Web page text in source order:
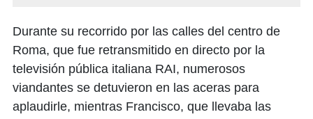
Durante su recorrido por las calles del centro de
Roma, que fue retransmitido en directo por la
televisión pública italiana RAI, numerosos
viandantes se detuvieron en las aceras para
aplaudirle, mientras Francisco, que llevaba las